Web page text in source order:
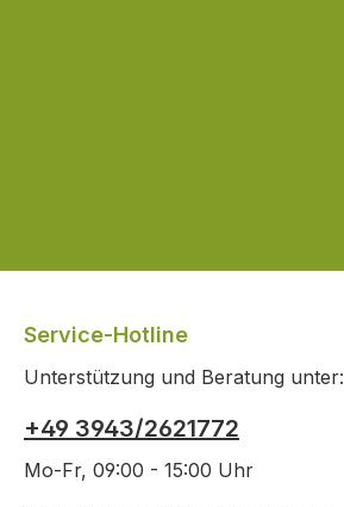
Service-Hotline
Unterstützung und Beratung unter:
+49 3943/2621772
Mo-Fr, 09:00 - 15:00 Uhr